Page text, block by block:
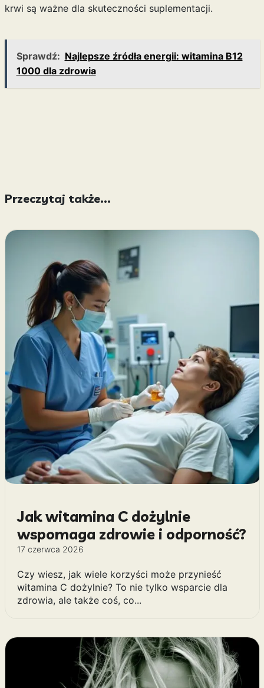
krwi są ważne dla skuteczności suplementacji.
Sprawdź: Najlepsze źródła energii: witamina B12
1000 dla zdrowia
Przeczytaj także...
Jak witamina C dożylnie
wspomaga zdrowie i odporność?
17 czerwca 2026
Czy wiesz, jak wiele korzyści może przynieść
witamina C dożylnie? To nie tylko wsparcie dla
zdrowia, ale także coś, co...